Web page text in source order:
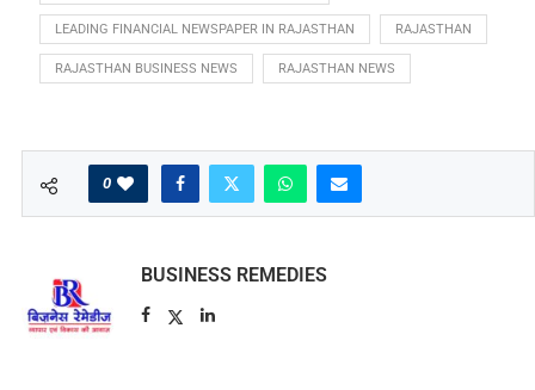
LEADING FINANCIAL NEWSPAPER IN RAJASTHAN RAJASTHAN
RAJASTHAN BUSINESS NEWS RAJASTHAN NEWS
0
BUSINESS REMEDIES